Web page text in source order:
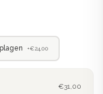
+€24,00
€31,00